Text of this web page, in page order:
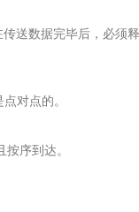
送数据完毕后，必须
对点的。
序到达。